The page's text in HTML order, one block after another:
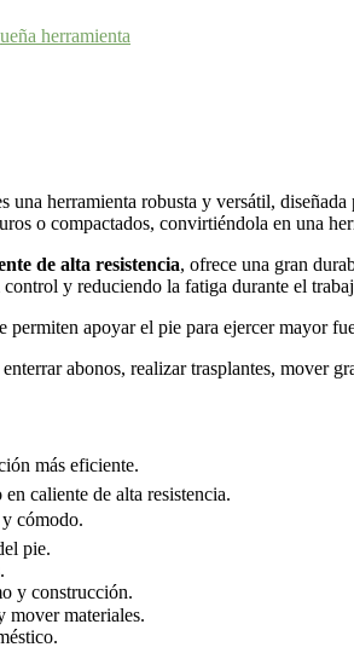
herramienta
una herramienta robusta y versátil,
o compactados, convirtiéndola en una
de alta resistencia, ofrece una gran
y reduciendo la fatiga durante el
permiten apoyar el pie para ejercer mayor
abonos, realizar trasplantes, mover
más eficiente.
caliente de alta resistencia.
cómodo.
pie.
y construcción.
mover materiales.